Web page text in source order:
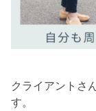
クライアントさ
す。